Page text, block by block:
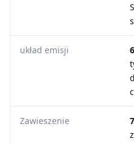
układ emisji
Zawieszenie